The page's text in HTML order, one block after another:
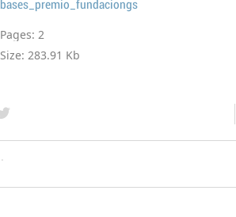
bases_premio_fundaciongs
Pages: 2
Size: 283.91 Kb